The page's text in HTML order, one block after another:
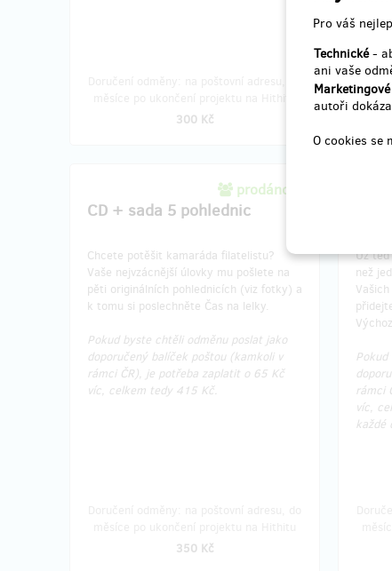
Pro váš
Technické-
ani vaše
Marketingové
autoři
O cookies se
300 Kč
prodáno 1
CD + sada 5 pohlednic
Chcete potěšit kamaráda filatelistu?
Vaše nejvzácnější úlovky mu pošlete na
pěti originálních pohlednicích (viz fotky) a
k tomu si poslechněte Čas na lelky.
Pokud byste chtěli odměnu poslat jako
doporučený balíček poštou (kamkoli v
rámci ČR), je potřeba zaplatit o 65 Kč
víc, celkem tedy 415 Kč.
350 Kč
Už
než
rámci
víc,
každé